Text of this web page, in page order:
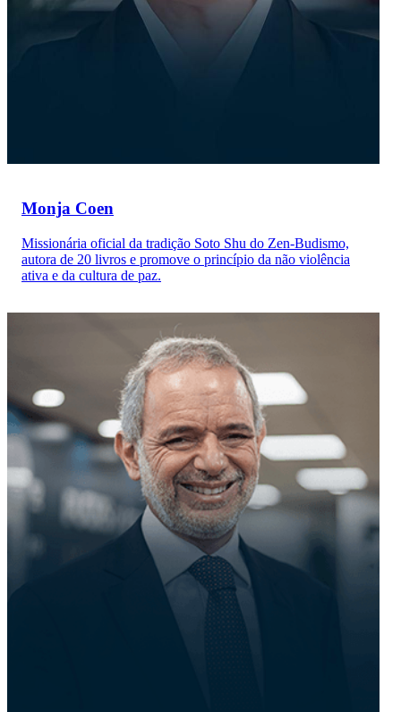
Monja Coen
Missionária oficial da tradição Soto Shu do Zen-Budismo,
autora de 20 livros e promove o princípio da não violência
ativa e da cultura de paz.